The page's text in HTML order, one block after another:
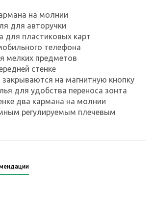
на молнии
для авторучки
для пластиковых карт
телефона
мелких предметов
стенке
на магнитную кнопку
для удобства переноса зонта
два кармана на молнии
регулируемым плечевым